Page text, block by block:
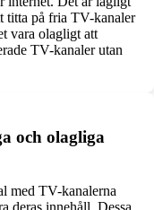
titta på fria TV-kanaler
vara olagligt att
TV-kanaler utan
och olagliga
med TV-kanalerna